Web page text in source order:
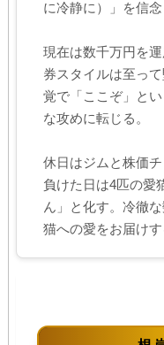
に冷静に）」を信
現在は数千万円を
券スタイルは至っ
覚で「ここぞ」と
な攻めに転じる。
休日はジムと株価
負けた日は4匹の愛
ん」と化す。冷徹
猫への愛をお届けす